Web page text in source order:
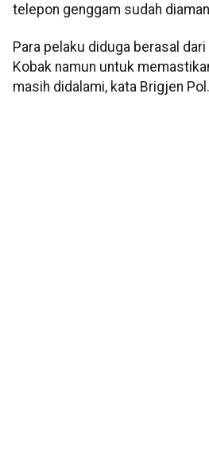
telepon genggam sudah
Para pelaku diduga berasal
Kobak namun untuk
masih didalami, kata Brigjen